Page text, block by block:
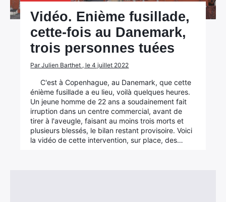
Vidéo. Enième fusillade,
cette-fois au Danemark,
trois personnes tuées
Par Julien Barthet , le 4 juillet 2022
C'est à Copenhague, au Danemark, que cette
énième fusillade a eu lieu, voilà quelques heures.
Un jeune homme de 22 ans a soudainement fait
irruption dans un centre commercial, avant de
tirer à l'aveugle, faisant au moins trois morts et
plusieurs blessés, le bilan restant provisoire. Voici
la vidéo de cette intervention, sur place, des…